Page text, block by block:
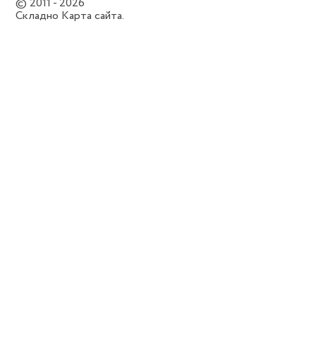
© 2011 - 2026
Складно Карта сайта.